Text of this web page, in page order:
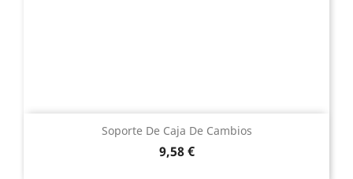
Soporte De Caja De Cambios
Precio
9,58 €